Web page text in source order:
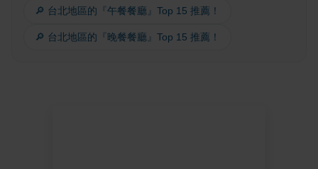
🔎 台北地區的『午餐餐廳』Top 15 推薦！
🔎 台北地區的『晚餐餐廳』Top 15 推薦！